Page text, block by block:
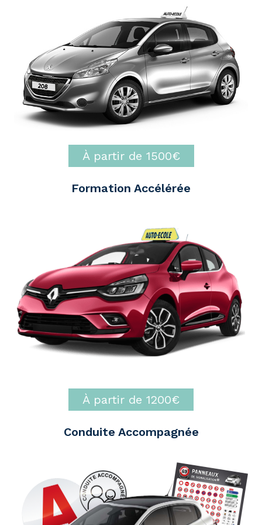
À partir de 1500€
Formation Accélérée
À partir de 1200€
Conduite Accompagnée